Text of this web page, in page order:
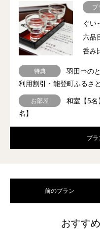
プ
ぐい
六品
呑み
特典
羽田⇒の
利用割引・能登町ふるさ
お部屋
和室【5
名】
プ
前のプラン
おすす